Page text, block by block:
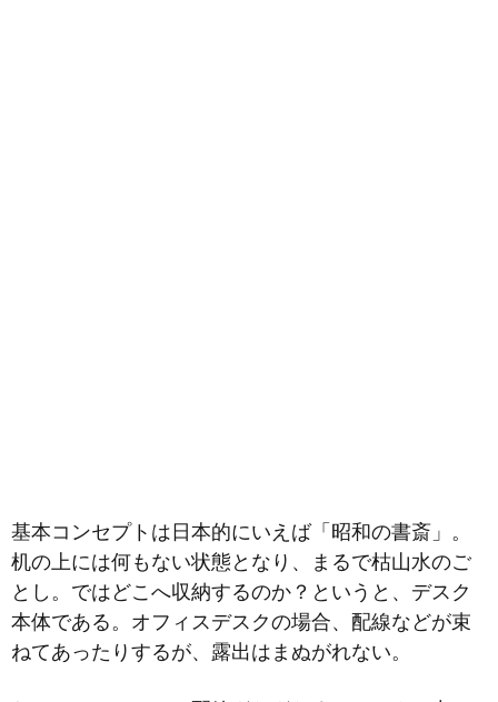
基本コンセプトは日本的にいえば「昭和の書斎」。
机の上には何もない状態となり、まるで枯山水のご
とし。ではどこへ収納するのか？というと、デスク
本体である。オフィスデスクの場合、配線などが束
ねてあったりするが、露出はまぬがれない。